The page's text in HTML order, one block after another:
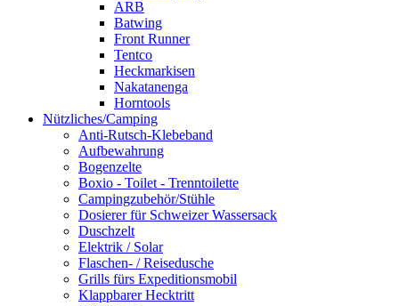
ARB
Batwing
Front Runner
Tentco
Heckmarkisen
Nakatanenga
Horntools
Nützliches/Camping
Anti-Rutsch-Klebeband
Aufbewahrung
Bogenzelte
Boxio - Toilet - Trenntoilette
Campingzubehör/Stühle
Dosierer für Schweizer Wassersack
Duschzelt
Elektrik / Solar
Flaschen- / Reisedusche
Grills fürs Expeditionsmobil
Klappbarer Hecktritt